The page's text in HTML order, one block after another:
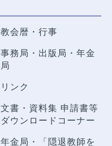
教会暦・行事
事務局・出版局・年金
局
リンク
文書・資料集 申請書等
ダウンロードコーナー
年金局・ 「隠退教師を